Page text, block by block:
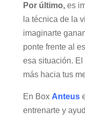
Por último,es
la técnica de la
imaginarte
ponte frente al
esa situación. El
más hacia tus
En Box Anteus
entrenarte y